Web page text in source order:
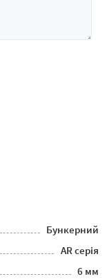
Бункерний
AR серія
6 мм